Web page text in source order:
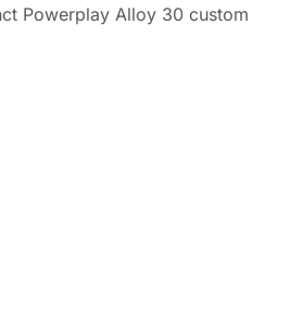
Powerplay Alloy 30 custom